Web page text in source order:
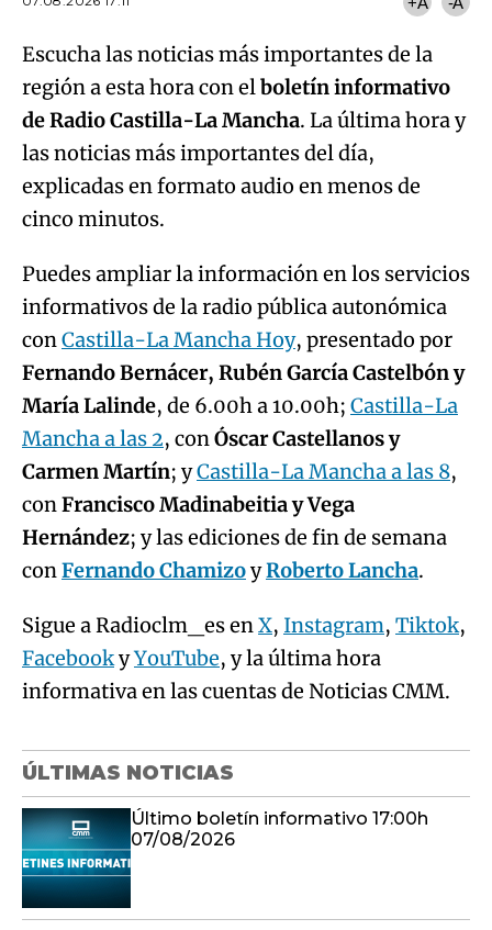
Escucha las noticias más importantes de la
región a esta hora con elboletín informativo
de Radio Castilla-La Mancha. La última hora y
las noticias más importantes del día,
explicadas en formato audio en menos de
cinco minutos.
Puedes ampliar la información en los servicios
informativos de la radio pública autonómica
conCastilla-La Mancha Hoy, presentado por
Fernando Bernácer, Rubén García Castelbón y
María Lalinde, de 6.00h a 10.00h; Castilla-La
Mancha a las 2, conÓscar Castellanos y
Carmen Martín; yCastilla-La Mancha a las 8,
conFrancisco Madinabeitia y Vega
Hernández; y las ediciones de fin de semana
conFernando ChamizoyRoberto Lancha.
Sigue a Radioclm_es enX, Instagram, Tiktok,
FacebookyYouTube, y la última hora
informativa en las cuentas de Noticias CMM.
ÚLTIMAS NOTICIAS
Último boletín informativo 17:00h
07/08/2026